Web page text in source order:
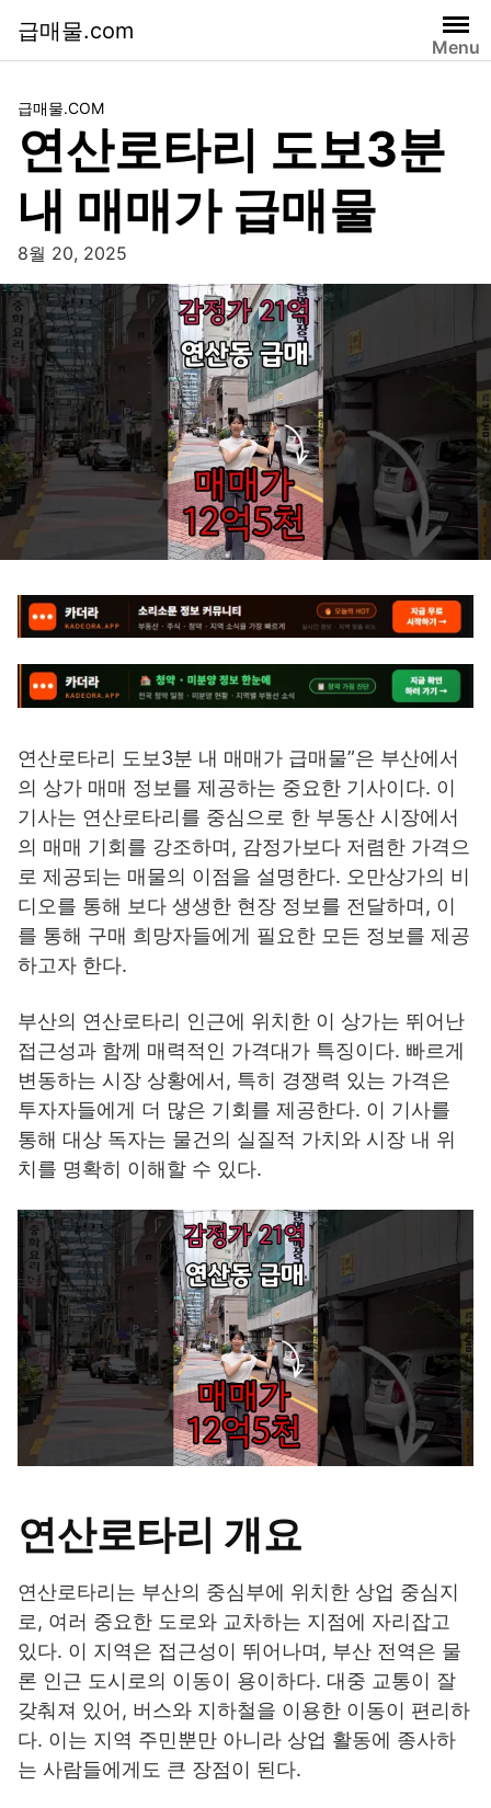
급매물.com
Menu
급매물.COM
연산로타리 도보3분
내 매매가 급매물
8월 20, 2025
연산로타리 도보3분 내 매매가 급매물”은 부산에서
의 상가 매매 정보를 제공하는 중요한 기사이다. 이
기사는 연산로타리를 중심으로 한 부동산 시장에서
의 매매 기회를 강조하며, 감정가보다 저렴한 가격으
로 제공되는 매물의 이점을 설명한다. 오만상가의 비
디오를 통해 보다 생생한 현장 정보를 전달하며, 이
를 통해 구매 희망자들에게 필요한 모든 정보를 제공
하고자 한다.
부산의 연산로타리 인근에 위치한 이 상가는 뛰어난
접근성과 함께 매력적인 가격대가 특징이다. 빠르게
변동하는 시장 상황에서, 특히 경쟁력 있는 가격은
투자자들에게 더 많은 기회를 제공한다. 이 기사를
통해 대상 독자는 물건의 실질적 가치와 시장 내 위
치를 명확히 이해할 수 있다.
연산로타리 개요
연산로타리는 부산의 중심부에 위치한 상업 중심지
로, 여러 중요한 도로와 교차하는 지점에 자리잡고
있다. 이 지역은 접근성이 뛰어나며, 부산 전역은 물
론 인근 도시로의 이동이 용이하다. 대중 교통이 잘
갖춰져 있어, 버스와 지하철을 이용한 이동이 편리하
다. 이는 지역 주민뿐만 아니라 상업 활동에 종사하
는 사람들에게도 큰 장점이 된다.